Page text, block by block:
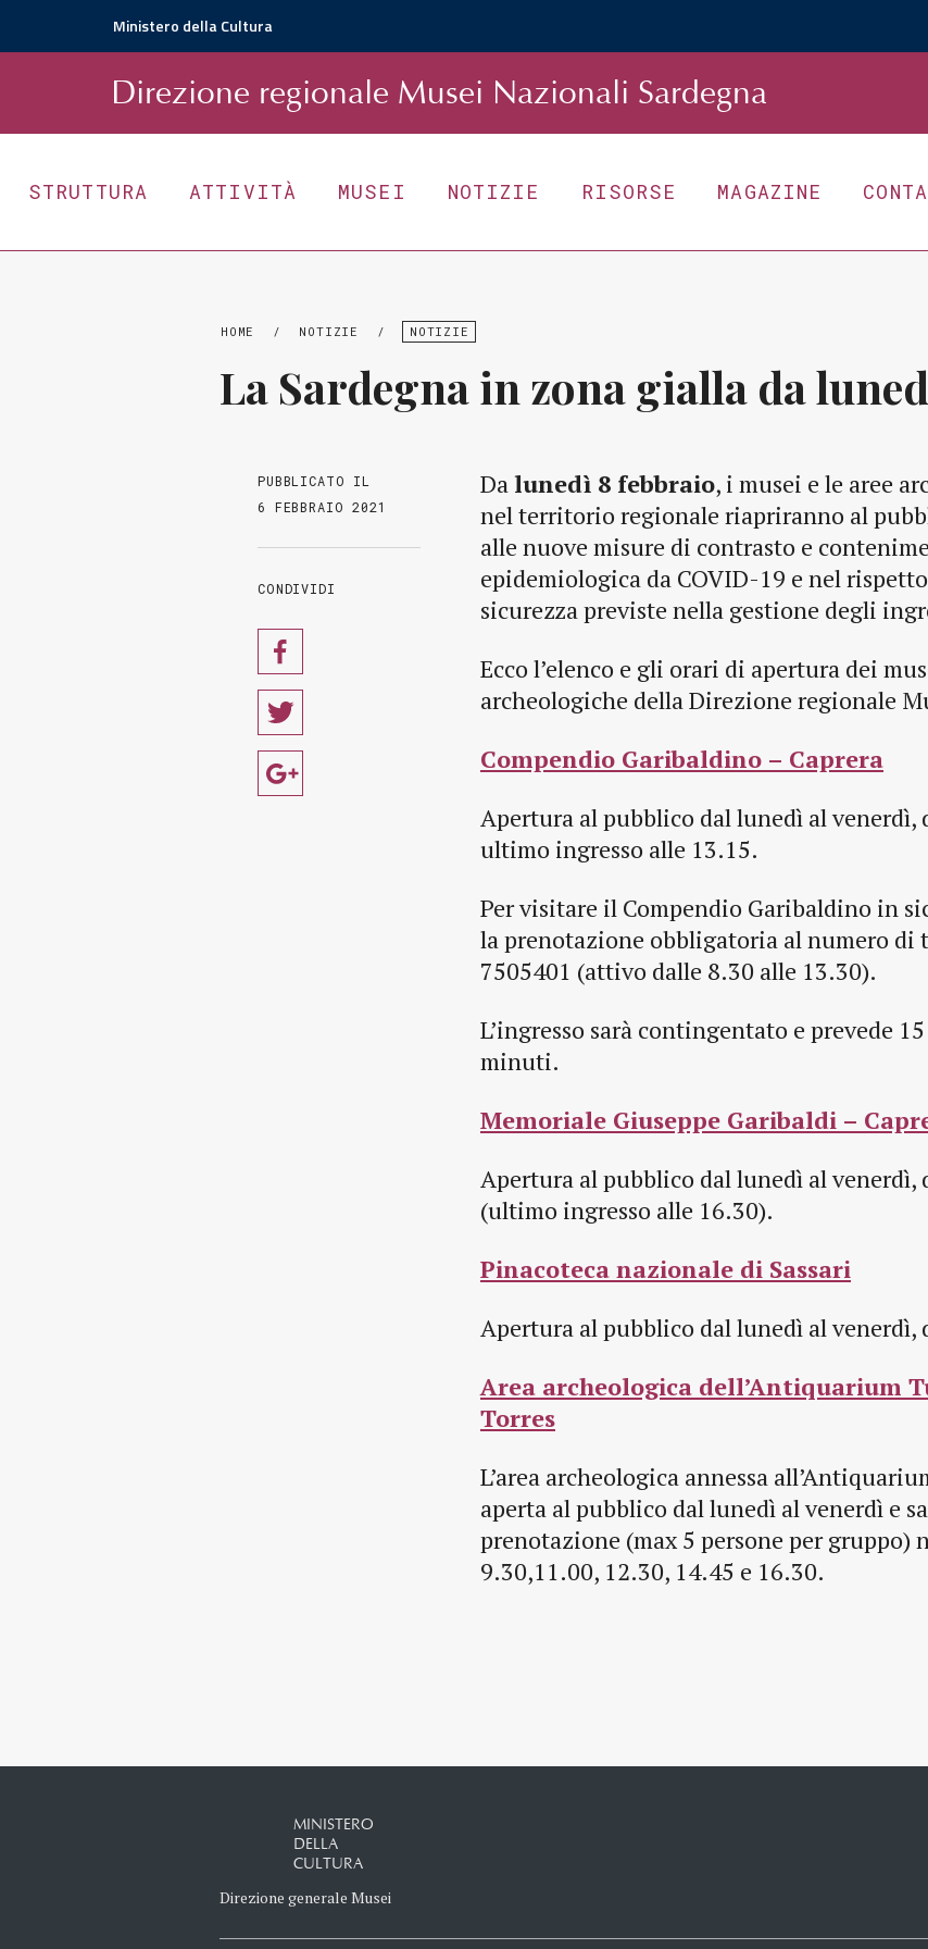
Ministero della Cultura
Direzione regionale Musei Nazionali Sardegna
STRUTTURA ATTIVITÀ MUSEI NOTIZIE RISORSE MAGAZINE
HOME / NOTIZIE / NOTIZIE
La Sardegna in zona gialla da
PUBBLICATO IL
6 FEBBRAIO 2021
CONDIVIDI
Dalunedì 8 febbraio, i musei e le aree
nel territorio regionale riapriranno al
alle nuove misure di contrasto e
epidemiologica da COVID-19 e nel
sicurezza previste nella gestione degli
Ecco l’elenco e gli orari di apertura dei
archeologiche della Direzione regionale
Compendio Garibaldino – Caprera
Apertura al pubblico dal lunedì al venerdì,
ultimo ingresso alle 13.15.
Per visitare il Compendio Garibaldino in
la prenotazione obbligatoria al numero di
7505401 (attivo dalle 8.30 alle 13.30).
L’ingresso sarà contingentato e prevede
minuti.
Memoriale Giuseppe Garibaldi –
Apertura al pubblico dal lunedì al venerdì,
(ultimo ingresso alle 16.30).
Pinacoteca nazionale di Sassari
Apertura al pubblico dal lunedì al venerdì,
Area archeologica dell’Antiquarium
Torres
L’area archeologica annessa
aperta al pubblico dal lunedì al venerdì e
prenotazione (max 5 persone per gruppo)
9.30,11.00, 12.30, 14.45 e 16.30.
MINISTERO
DELLA
CULTURA
Direzione generale Musei